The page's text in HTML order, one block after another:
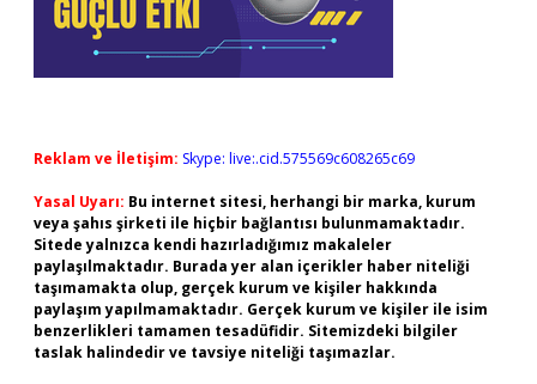
Reklam ve İletişim: Skype: live:.cid.575569c608265c69
Yasal Uyarı: Bu internet sitesi, herhangi bir marka, kurum
veya şahıs şirketi ile hiçbir bağlantısı bulunmamaktadır.
Sitede yalnızca kendi hazırladığımız makaleler
paylaşılmaktadır. Burada yer alan içerikler haber niteliği
taşımamakta olup, gerçek kurum ve kişiler hakkında
paylaşım yapılmamaktadır. Gerçek kurum ve kişiler ile isim
benzerlikleri tamamen tesadüfidir. Sitemizdeki bilgiler
taslak halindedir ve tavsiye niteliği taşımazlar.